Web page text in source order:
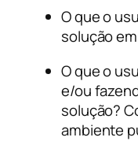
O que o
solução
O que o
e/ou
solução?
ambiente